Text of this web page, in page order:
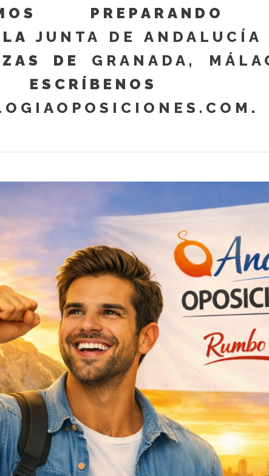
PREPARANDO
LAJUNTA DE ANDALUCÍA
DE GRANADA,
.